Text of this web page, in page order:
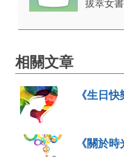
拔萃女
相關文章
《生日快
《關於時